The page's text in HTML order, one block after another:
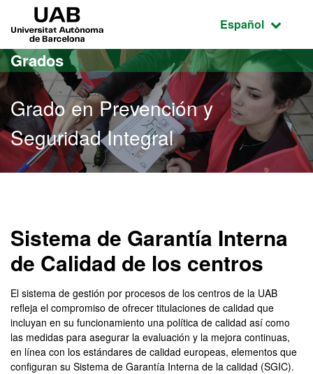
Acceso al contenido principal
Acceso a la navegación de la página
Idioma
Español
Grados
Grado en Prevención y
Seguridad Integral
Sistema de Garantía Interna
de Calidad de los centros
El sistema de gestión por procesos de los centros de la UAB
refleja el compromiso de ofrecer titulaciones de calidad que
incluyan en su funcionamiento una política de calidad así como
las medidas para asegurar la evaluación y la mejora continuas,
en línea con los estándares de calidad europeas, elementos que
configuran su Sistema de Garantía Interna de la calidad (SGIC).